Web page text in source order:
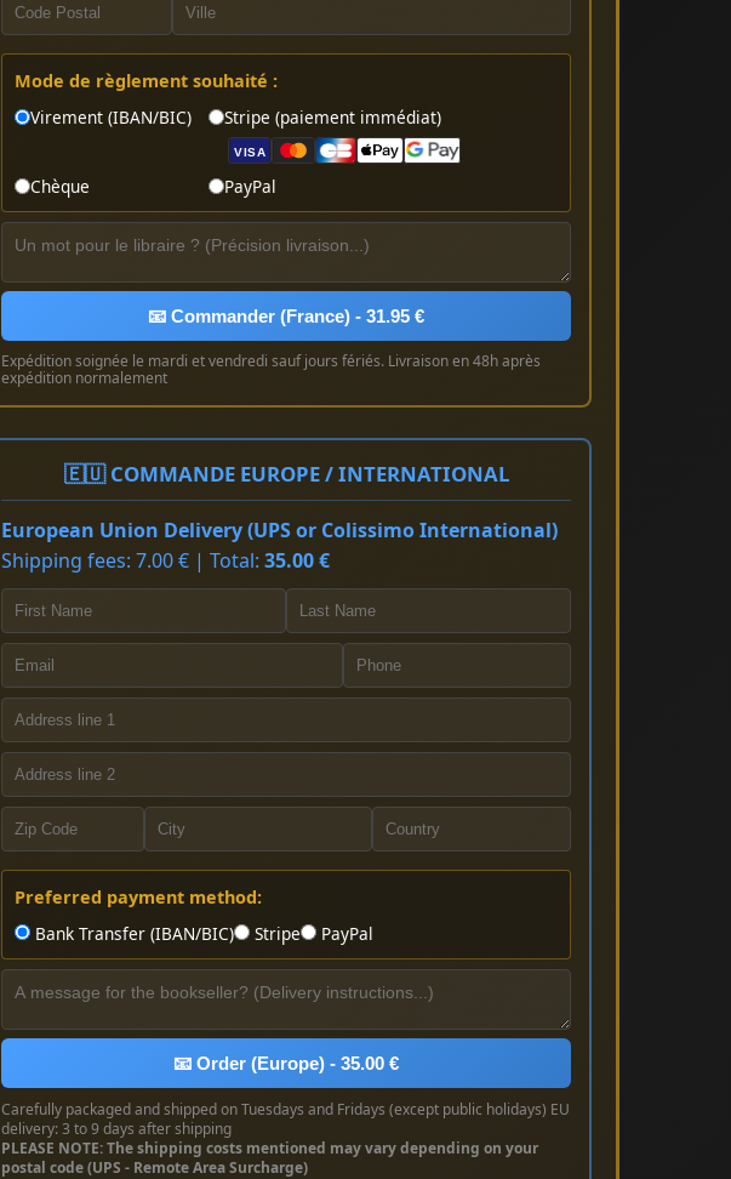
Mode de règlement souhaité :
Virement (IBAN/BIC)
Stripe (paiement immédiat)
VISA
Chèque PayPal
📧 Commander (France) - 31.95 €
Expédition soignée le mardi et vendredi sauf jours fériés. Livraison en 48h après
expédition normalement
🇪🇺 COMMANDE EUROPE / INTERNATIONAL
European Union Delivery (UPS or Colissimo International)
Shipping fees: 7.00 € | Total: 35.00 €
Preferred payment method:
Bank Transfer (IBAN/BIC)
Stripe PayPal
📧 Order (Europe) - 35.00 €
Carefully packaged and shipped on Tuesdays and Fridays (except public holidays) EU
delivery: 3 to 9 days after shipping
PLEASE NOTE: The shipping costs mentioned may vary depending on your
postal code (UPS - Remote Area Surcharge)